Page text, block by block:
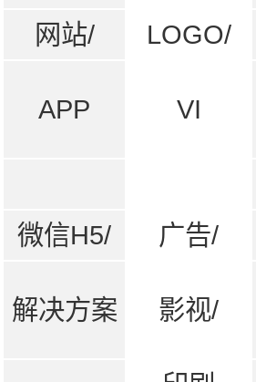
网站/ LOGO/
APP VI
微信H5/ 广告/
解决方案 影视/